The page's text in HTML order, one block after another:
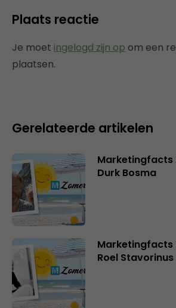
Plaats reactie
Je moet ingelogd zijn op om een
plaatsen.
Gerelateerde artikelen
Marketingfacts
Durk Bosma
Marketingfacts
Roel Stavorinus